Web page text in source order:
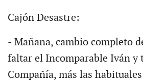
Cajón Desastre:
- Mañana, cambio completo
faltar el Incomparable Iván y
Compañía, más las